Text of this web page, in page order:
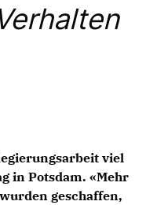
Landtag viel
in Potsdam. «Mehr
geschaffen,